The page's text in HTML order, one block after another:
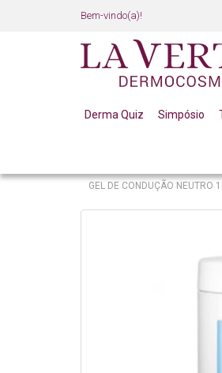
Bem-vindo(a)!
Derma Quiz Simpósio
GEL DE CONDUÇÃO NEUTRO